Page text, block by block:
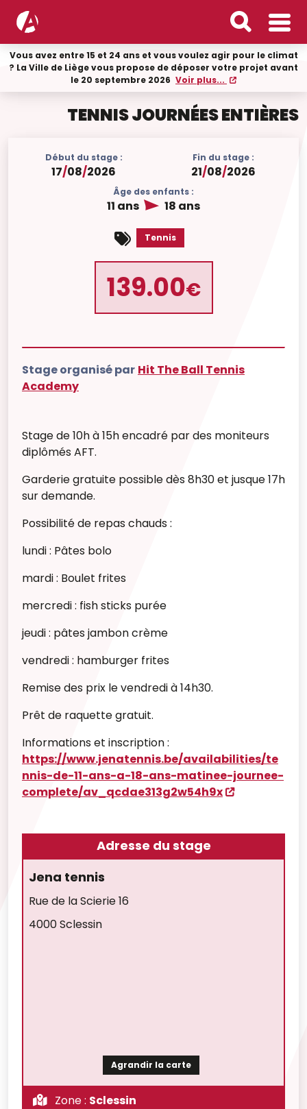
Vous avez entre 15 et 24 ans et vous voulez agir pour le climat
? La Ville de Liège vous propose de déposer votre projet avant
le 20 septembre 2026 Voir plus...
TENNIS JOURNÉES ENTIÈRES
Début du stage :
17/08/2026
Fin du stage :
21/08/2026
Âge des enfants :
11 ans 18 ans
Tennis
139.00€
Stage organisé par Hit The Ball Tennis
Academy
Stage de 10h à 15h encadré par des moniteurs
diplômés AFT.
Garderie gratuite possible dès 8h30 et jusque 17h
sur demande.
Possibilité de repas chauds :
lundi : Pâtes bolo
mardi : Boulet frites
mercredi : fish sticks purée
jeudi : pâtes jambon crème
vendredi : hamburger frites
Remise des prix le vendredi à 14h30.
Prêt de raquette gratuit.
Informations et inscription :
https://www.jenatennis.be/availabilities/te
nnis-de-11-ans-a-18-ans-matinee-journee-
complete/av_qcdae313g2w54h9x
Adresse du stage
Jena tennis
Rue de la Scierie 16
4000 Sclessin
Agrandir la carte
Zone : Sclessin